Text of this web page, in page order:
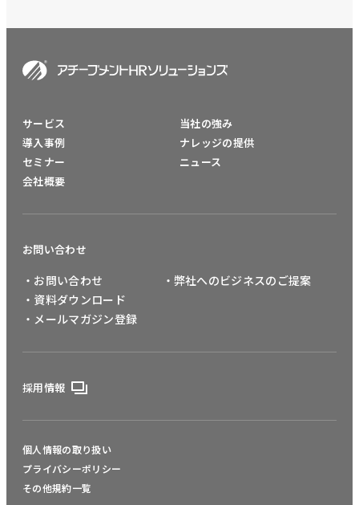
サービス
導入事例
セミナー
会社概要
当社の強み
ナレッジの提供
ニュース
お問い合わせ
・お問い合わせ
・資料ダウンロード
・メールマガジン登録
・弊社へのビジネスのご提案
採用情報
個人情報の取り扱い
プライバシーポリシー
その他規約一覧